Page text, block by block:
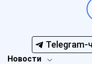
Telegram-
Новости